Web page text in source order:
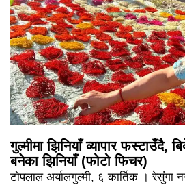
गुल्मीमा झिनियाँ व्यापार फस्टाउँदै,
बनेका झिनियाँ (फोटो फिचर)
टोपलाल अर्यालगुल्मी, ६ कार्तिक । रेसुंगा